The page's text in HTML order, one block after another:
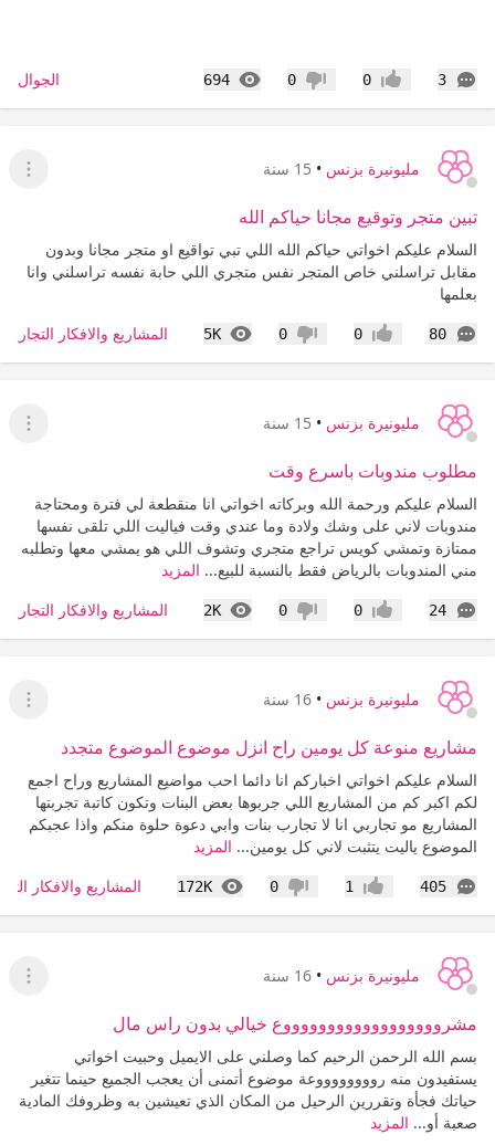
3
التعليقات إعجاب0 عدم إعجاب
0
694
المشاهدات الجوال
مليونيرة بزنس • 15 سنة
عرض
تبين متجر وتوقيع مجانا حياكم الله
السلام عليكم اخواتي حياكم الله اللي تبي تواقيع او متجر مجانا وبدون
مقابل تراسلني خاص المتجر نفس متجري اللي حابة نفسه تراسلني وانا
بعلمها
80
التعليقات إعجاب0 عدم إعجاب
0
5K
المشاهدات المشاريع والافكار
مليونيرة بزنس • 15 سنة
عرض
مطلوب مندوبات باسرع وقت
السلام عليكم ورحمة الله وبركاته اخواتي انا منقطعة لي فترة ومحتاجة
مندوبات لاني على وشك ولادة وما عندي وقت فياليت اللي تلقى نفسها
ممتازة وتمشي كويس تراجع متجري وتشوف اللي هو يمشي معها وتطلبه
مني المندوبات بالرياض فقط بالنسبة للبيع... المزيد
24
التعليقات إعجاب0 عدم إعجاب
0
2K
المشاهدات المشاريع والافكار
مليونيرة بزنس • 16 سنة
عرض
مشاريع منوعة كل يومين راح انزل موضوع الموضوع متجدد
السلام عليكم اخواتي اخباركم انا دائما احب مواضيع المشاريع وراح اجمع
لكم اكبر كم من المشاريع اللي جربوها بعض البنات وتكون كاتبة تجربتها
المشاريع مو تجاربي انا لا تجارب بنات وابي دعوة حلوة منكم واذا عجبكم
الموضوع ياليت يتثبت لاني كل يومين... المزيد
405
التعليقات إعجاب1 عدم إعجاب
0
172K
المشاهدات المشاريع والافكار
مليونيرة بزنس • 16 سنة
عرض
مشرووووووووووووووووووع خيالي بدون راس مال
بسم الله الرحمن الرحيم كما وصلني على الايميل وحبيت اخواتي
يستفيدون منه رووووووووعة موضوع أتمنى أن يعجب الجميع حينما تتغير
حياتك فجأة وتقررين الرحيل من المكان الذي تعيشين به وظروفك المادية
صعبة أو... المزيد